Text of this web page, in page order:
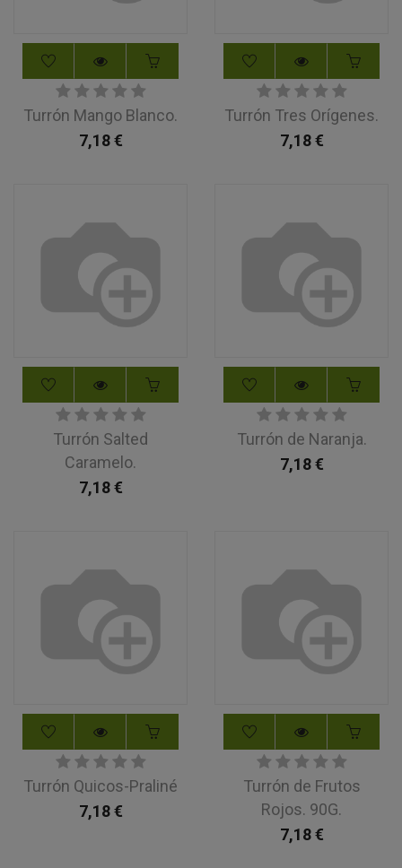
Turrón Mango Blanco.
7,18€
Turrón Tres Orígenes.
7,18€
Turrón Salted
Caramelo.
7,18€
Turrón de Naranja.
7,18€
Turrón Quicos-Praliné
7,18€
Turrón de Frutos
Rojos. 90G.
7,18€